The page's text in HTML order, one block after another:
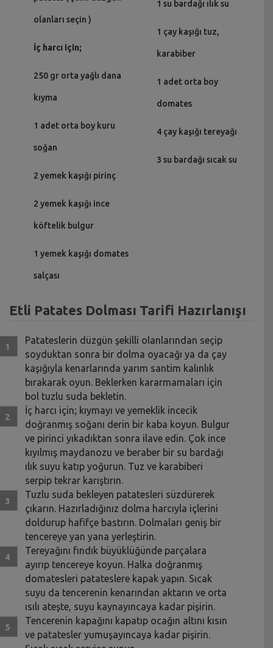
olanları seçin )
İç harcı için;
250 gr orta yağlı dana
kıyma
1 adet orta boy kuru
soğan
2 yemek kaşığı pirinç
2 yemek kaşığı ince
köftelik bulgur
1 yemek kaşığı domates
salçası
1 su bardağı ılık su
1 çay kaşığı tuz,
karabiber
1 adet orta boy
domates
4 çay kaşığı tereyağı
3 su bardağı sıcak su
Etli Patates Dolması Tarifi Hazırlanışı
Patateslerin düzgün şekilli olanlarından seçip
soyduktan sonra bir dolma oyacağı ya da çay
kaşığıyla kenarlarında yarım santim kalınlık
bırakarak oyun. Beklerken kararmamaları için
bol tuzlu suda bekletin.
İç harcı için; kıymayı ve yemeklik incecik
doğranmış soğanı derin bir kaba koyun. Bulgur
ve pirinci yıkadıktan sonra ilave edin. Çok ince
kıyılmış maydanozu ve beraber bir su bardağı
ılık suyu katıp yoğurun. Tuz ve karabiberi
serpip tekrar karıştırın.
Tuzlu suda bekleyen patatesleri süzdürerek
çıkarın. Hazırladığınız dolma harcıyla içlerini
doldurup hafifçe bastırın. Dolmaları geniş bir
tencereye yan yana yerleştirin.
Tereyağını fındık büyüklüğünde parçalara
ayırıp tencereye koyun. Halka doğranmış
domatesleri patateslere kapak yapın. Sıcak
suyu da tencerenin kenarından aktarın ve orta
ısılı ateşte, suyu kaynayıncaya kadar pişirin.
Tencerenin kapağını kapatıp ocağın altını kısın
ve patatesler yumuşayıncaya kadar pişirin.